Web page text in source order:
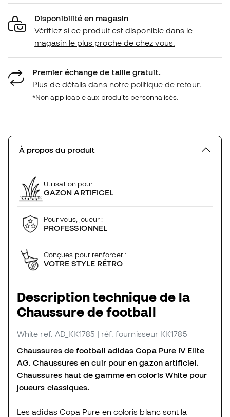
Disponibilité en magasin
Vérifiez si ce produit est disponible dans le
magasin le plus proche de chez vous.
Premier échange de taille gratuit.
Plus de détails dans notre politique de retour.
*Non applicable aux produits personnalisés.
À propos du produit
Utilisation pour :
GAZON ARTIFICEL
Pour vous, joueur :
PROFESSIONNEL
Conçues pour renforcer :
VOTRE STYLE RÉTRO
Description technique de la
Chaussure de football
White ref. AD_KK1785 | réf. fournisseur KK1785
Chaussures de football adidas Copa Pure IV Elite
AG. Chaussures en cuir pour en gazon artificiel.
Chaussures haut de gamme en coloris White pour
joueurs classiques.
Les adidas Copa Pure en coloris blanc sont la